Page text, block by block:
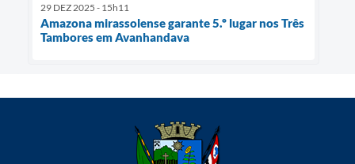
29 DEZ 2025 - 15h11
Amazona mirassolense garante 5.º lugar nos Três
Tambores em Avanhandava